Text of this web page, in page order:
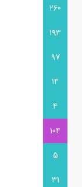
260
193
97
14
4
104
5
31